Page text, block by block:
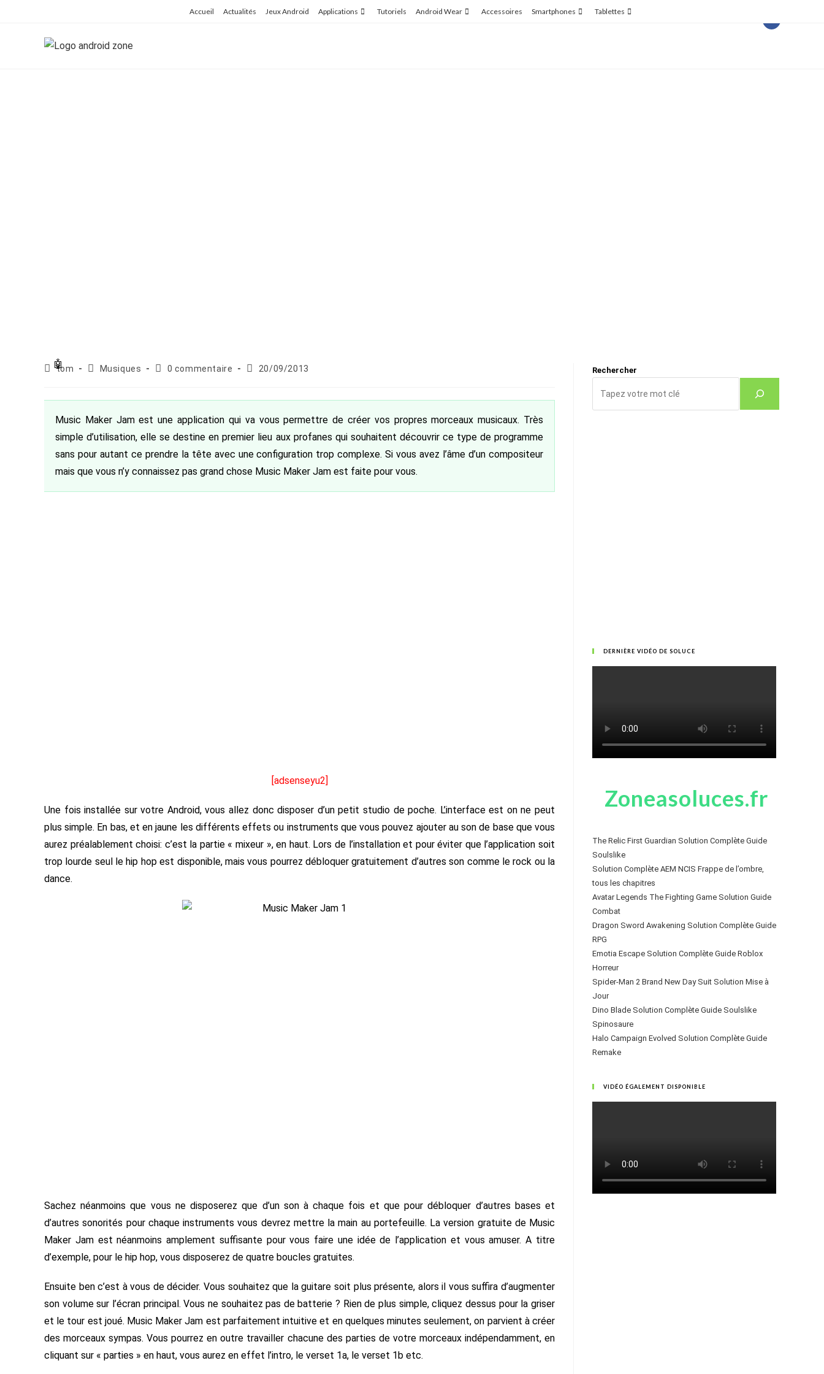
Accueil Actualités Jeux Android Applications Tutoriels Android Wear Accessoires Smartphones Tablettes
Auteur/autrice
publication :
tom
PostMusiques
Commentaires
publication :
0 commentaire
Publication
20/09/2013
Music Maker Jam est une application qui va vous permettre de créer vos propres morceaux musicaux. Très
simple d’utilisation, elle se destine en premier lieu aux profanes qui souhaitent découvrir ce type de programme
sans pour autant ce prendre la tête avec une configuration trop complexe. Si vous avez l’âme d’un compositeur
mais que vous n’y connaissez pas grand chose Music Maker Jam est faite pour vous.
[adsenseyu2]
Une fois installée sur votre Android, vous allez donc disposer d’un petit studio de poche. L’interface est on ne peut
plus simple. En bas, et en jaune les différents effets ou instruments que vous pouvez ajouter au son de base que vous
aurez préalablement choisi: c’est la partie « mixeur », en haut. Lors de l’installation et pour éviter que l’application soit
trop lourde seul le hip hop est disponible, mais vous pourrez débloquer gratuitement d’autres son comme le rock ou la
dance.
Sachez néanmoins que vous ne disposerez que d’un son à chaque fois et que pour débloquer d’autres bases et
d’autres sonorités pour chaque instruments vous devrez mettre la main au portefeuille. La version gratuite de Music
Maker Jam est néanmoins amplement suffisante pour vous faire une idée de l’application et vous amuser. A titre
d’exemple, pour le hip hop, vous disposerez de quatre boucles gratuites.
Ensuite ben c’est à vous de décider. Vous souhaitez que la guitare soit plus présente, alors il vous suffira d’augmenter
son volume sur l’écran principal. Vous ne souhaitez pas de batterie ? Rien de plus simple, cliquez dessus pour la griser
et le tour est joué. Music Maker Jam est parfaitement intuitive et en quelques minutes seulement, on parvient à créer
des morceaux sympas. Vous pourrez en outre travailler chacune des parties de votre morceaux indépendamment, en
cliquant sur « parties » en haut, vous aurez en effet l’intro, le verset 1a, le verset 1b etc.
Rechercher
DERNIÈRE VIDÉO DE SOLUCE
Zoneasoluces.fr
The Relic First Guardian Solution Complète Guide
Soulslike
Solution Complète AEM NCIS Frappe de l’ombre,
tous les chapitres
Avatar Legends The Fighting Game Solution Guide
Combat
Dragon Sword Awakening Solution Complète Guide
RPG
Emotia Escape Solution Complète Guide Roblox
Horreur
Spider-Man 2 Brand New Day Suit Solution Mise à
Jour
Dino Blade Solution Complète Guide Soulslike
Spinosaure
Halo Campaign Evolved Solution Complète Guide
Remake
VIDÉO ÉGALEMENT DISPONIBLE